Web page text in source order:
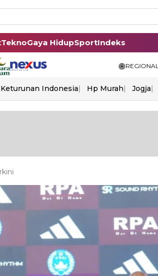
TeknoGaya HidupSportIndeks
Indonesia Hp Murah Jogja